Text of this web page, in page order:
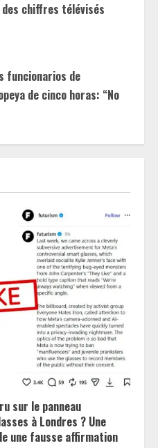
des chiffres télévisés
funcionarios de
de cinco horas: “No
sur le panneau
à Londres ? Une
une fausse affirmation